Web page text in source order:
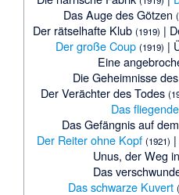
Das Auge des Götzen
Der rätselhafte Klub (1919) |
Der große Coup (1919) |
Eine
Die Geheimnisse
Der Verächter des Todes
Das
Das Gefängnis auf
Der Reiter ohne Kopf (1921) |
Unus, der Weg
Das
Das schwarze Kuvert